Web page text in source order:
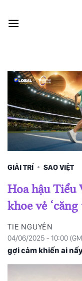
qua
GIẢI TRÍ SAO VIỆT
Hoa hậu
khoe vẻ ‘căng
TIE NGUYÊN
04/06/2025 - 10:00
gợi cảm khiến ai